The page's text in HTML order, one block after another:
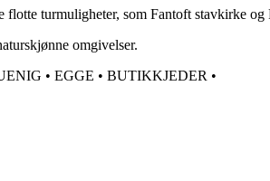
turmuligheter, som Fantoft stavkirke
omgivelser.
• EGGE • BUTIKKJEDER •